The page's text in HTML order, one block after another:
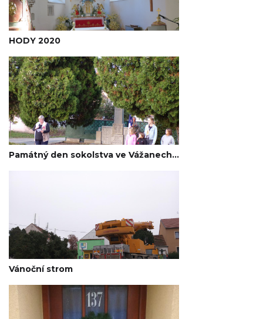
HODY 2020
Památný den sokolstva ve Vážanech n. Lit. 2020
Vánoční strom